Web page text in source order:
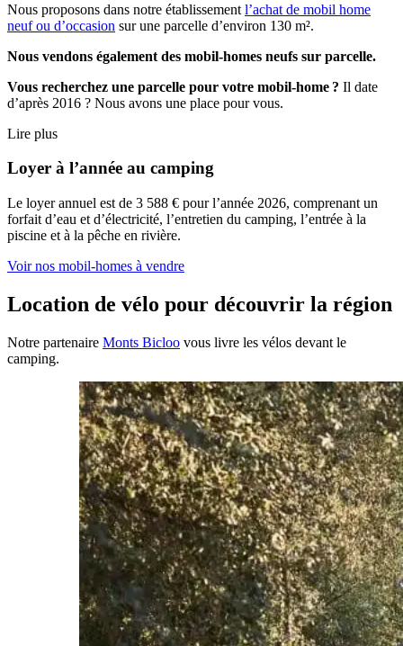
Nous proposons dans notre établissement l’achat de mobil home
neuf ou d’occasion sur une parcelle d’environ 130 m².
Nous vendons également des mobil-homes neufs sur parcelle.
Vous recherchez une parcelle pour votre mobil-home ? Il date
d’après 2016 ? Nous avons une place pour vous.
Lire plus
Loyer à l’année au camping
Le loyer annuel est de 3 588 € pour l’année 2026, comprenant un
forfait d’eau et d’électricité, l’entretien du camping, l’entrée à la
piscine et à la pêche en rivière.
Voir nos mobil-homes à vendre
Location de vélo pour découvrir la région
Notre partenaire Monts Bicloo vous livre les vélos devant le
camping.